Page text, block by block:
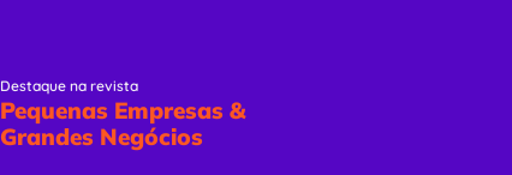
Destaque na revista
Pequenas Empresas &
Grandes Negócios